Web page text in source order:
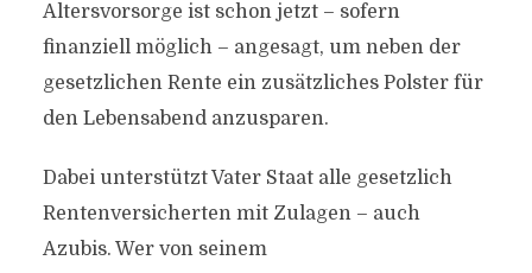
Altersvorsorge ist schon jetzt – sofern
finanziell möglich – angesagt, um neben der
gesetzlichen Rente ein zusätzliches Polster für
den Lebensabend anzusparen.
Dabei unterstützt Vater Staat alle gesetzlich
Rentenversicherten mit Zulagen – auch
Azubis. Wer von seinem